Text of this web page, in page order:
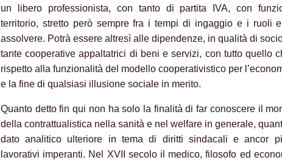
un libero professionista, con tanto di partita IVA, con
territorio, stretto però sempre fra i tempi di ingaggio e i ruoli
assolvere. Potrà essere altresì alle dipendenze, in qualità di
tante cooperative appaltatrici di beni e servizi, con tutto quello
rispetto alla funzionalità del modello cooperativistico per
e la fine di qualsiasi illusione sociale in merito.
Quanto detto fin qui non ha solo la finalità di far conoscere il
della contrattualistica nella sanità e nel welfare in generale,
dato analitico ulteriore in tema di diritti sindacali e ancor
lavorativi imperanti. Nel XVII secolo il medico, filosofo ed